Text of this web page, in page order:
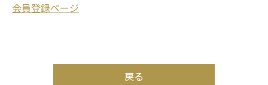
会員登録ページ
戻る